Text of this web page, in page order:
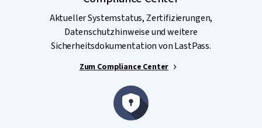
Aktueller Systemstatus, Zertifizierungen,
Datenschutzhinweise und weitere
Sicherheitsdokumentation von LastPass.​
Zum Compliance Center